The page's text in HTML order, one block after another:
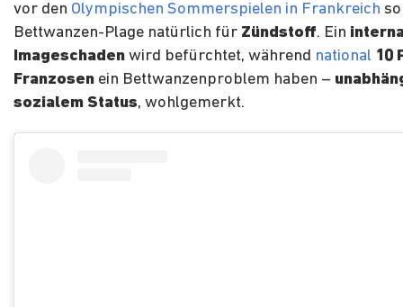
vor den Olympischen Sommerspielen in Frankreich
Bettwanzen-Plage natürlich für Zündstoff. Ein
Imageschaden wird befürchtet, während national 10
Franzosen ein Bettwanzenproblem haben –
sozialem Status, wohlgemerkt.